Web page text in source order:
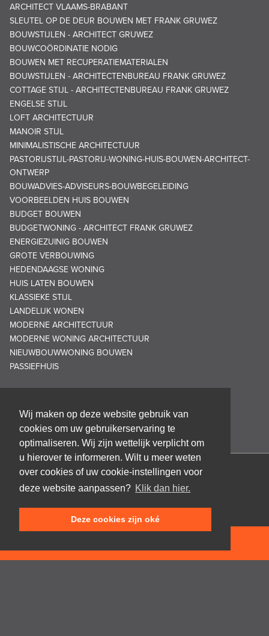
Wij maken op deze website gebruik van
cookies om uw gebruikerservaring te
optimaliseren. Wij zijn wettelijk verplicht om
u hierover te informeren. Wilt u meer weten
over cookies of uw cookie-instellingen voor
deze website aanpassen? Klik dan hier.
Deze cookies zijn oké
ARCHITECT VLAAMS-BRABANT
SLEUTEL OP DE DEUR BOUWEN MET FRANK GRUWEZ
BOUWSTIJLEN - ARCHITECT GRUWEZ
BOUWCOÖRDINATIE NODIG
BOUWEN MET RECUPERATIEMATERIALEN
BOUWSTIJLEN - ARCHITECTENBUREAU FRANK GRUWEZ
COTTAGE STIJL - ARCHITECTENBUREAU FRANK GRUWEZ
ENGELSE STIJL
LOFT ARCHITECTUUR
MANOIR STIJL
MINIMALISTISCHE ARCHITECTUUR
PASTORIJSTIJL-PASTORIJ-WONING-HUIS-BOUWEN-ARCHITECT-
ONTWERP
BOUWADVIES-ADVISEURS-BOUWBEGELEIDING
VOORBEELDEN HUIS BOUWEN
BUDGET BOUWEN
BUDGETWONING - ARCHITECT FRANK GRUWEZ
ENERGIEZUINIG BOUWEN
GROTE VERBOUWING
HEDENDAAGSE WONING
HUIS LATEN BOUWEN
KLASSIEKE STIJL
LANDELIJK WONEN
MODERNE ARCHITECTUUR
MODERNE WONING ARCHITECTUUR
NIEUWBOUWWONING BOUWEN
PASSIEFHUIS
Architectenbureau Frank GRUWEZ bvba
9700 Oudenaarde
T +32 (0)55 45 53 63
Speldenstraat 10